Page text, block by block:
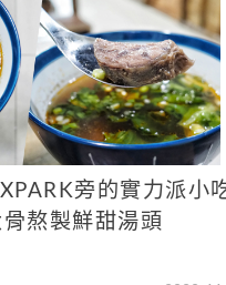
旁的實力派小
熬製鮮甜湯頭